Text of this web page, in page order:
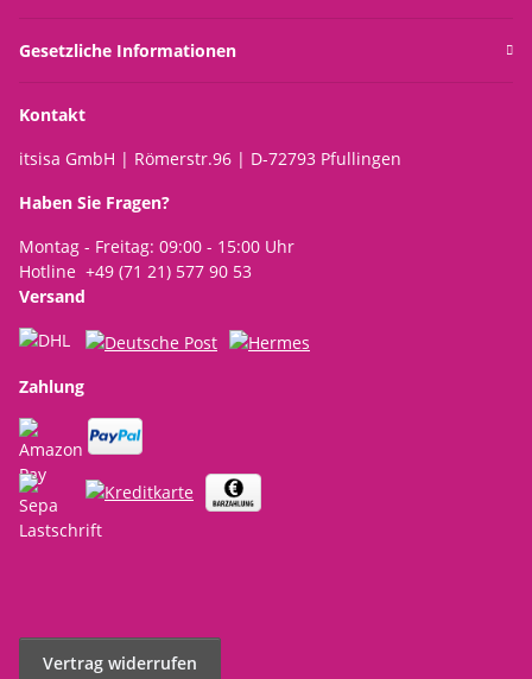
Gesetzliche Informationen
Kontakt
itsisa GmbH | Römerstr.96 | D-72793 Pfullingen
Haben Sie Fragen?
Montag - Freitag: 09:00 - 15:00 Uhr
Hotline +49 (71 21) 577 90 53
Versand
Zahlung
Vertrag widerrufen